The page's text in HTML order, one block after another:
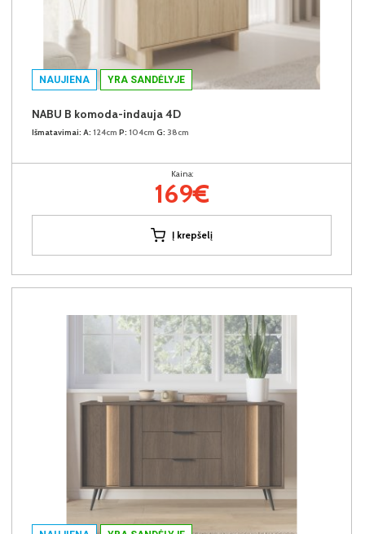
NAUJIENA YRA SANDĖLYJE
NABU B komoda-indauja 4D
Išmatavimai: A: 124cm P: 104cm G: 38cm
Kaina:
169€
Į krepšelį